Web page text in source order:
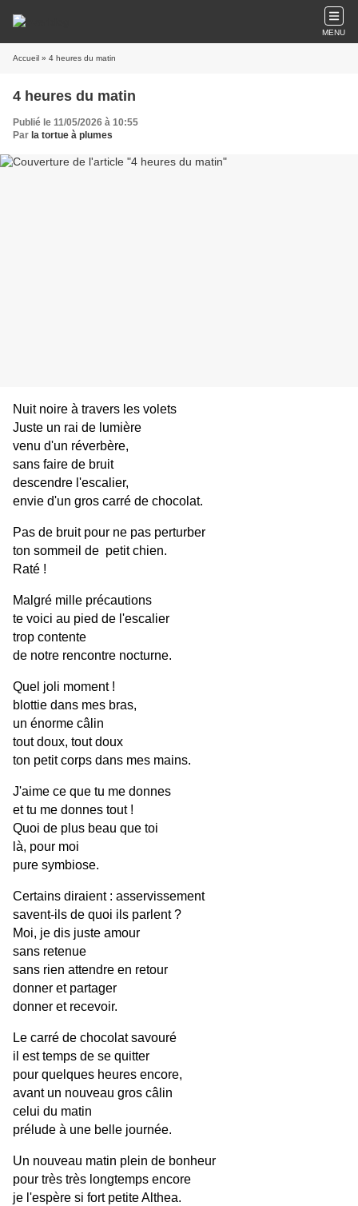
MENU
Accueil » 4 heures du matin
4 heures du matin
Publié le 11/05/2026 à 10:55
Par la tortue à plumes
Nuit noire à travers les volets
Juste un rai de lumière
venu d'un réverbère,
sans faire de bruit
descendre l'escalier,
envie d'un gros carré de chocolat.
Pas de bruit pour ne pas perturber
ton sommeil de  petit chien.
Raté !
Malgré mille précautions
te voici au pied de l'escalier
trop contente
de notre rencontre nocturne.
Quel joli moment !
blottie dans mes bras,
un énorme câlin
tout doux, tout doux
ton petit corps dans mes mains.
J'aime ce que tu me donnes
et tu me donnes tout !
Quoi de plus beau que toi
là, pour moi
pure symbiose.
Certains diraient : asservissement
savent-ils de quoi ils parlent ?
Moi, je dis juste amour
sans retenue
sans rien attendre en retour
donner et partager
donner et recevoir.
Le carré de chocolat savouré
il est temps de se quitter
pour quelques heures encore,
avant un nouveau gros câlin
celui du matin
prélude à une belle journée.
Un nouveau matin plein de bonheur
pour très très longtemps encore
je l'espère si fort petite Althea.